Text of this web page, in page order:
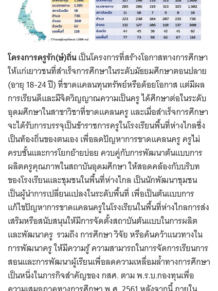
โครงการครูรัก(ษ์)ถิ่นเป็นโครงการที่สร้างโอกาสทางการศึกษา
ให้แก่เยาวชนที่สำเร็จการศึกษาในระดับมัธยมศึกษาตอนปลาย
(อายุ 18-24 ปี) ที่ขาดแคลนทุนทรัพย์หรือด้อยโอกาส แต่มีผล
การเรียนดีและมีจิตวิญญาณความเป็นครู ได้ศึกษาต่อในระดับ
อุดมศึกษาในสาขาวิชาที่ขาดแคลนครู และเมื่อสำเร็จการศึกษา
จะได้รับการบรรจุเป็นข้าราชการครูในโรงเรียนพื้นที่ห่างไกลซึ่ง
เป็นท้องถิ่นของตนเอง เพื่อลดปัญหาการขาดแคลนครู ครูไม่
ครบชั้นและการโยกย้ายบ่อย ควบคู่กับการพัฒนาต้นแบบการ
ผลิตครูคุณภาพในสถาบันอุดมศึกษา ให้สอดคล้องกับบริบท
ของโรงเรียนและชุมชนในพื้นที่ห่างไกล เป็นนักพัฒนาชุมชน
เป็นผู้นำการเปลี่ยนแปลงในระดับพื้นที่ เพื่อเป็นต้นแบบการ
แก้ไขปัญหาการขาดแคลนครูในโรงเรียนในพื้นที่ห่างไกลการส่ง
เสริมหรือสนับสนุนให้มีการจัดตั้งสถาบันต้นแบบในการผลิต
และพัฒนาครู รวมถึง การศึกษา วิจัย หรือค้นคว้าแนวทางใน
การพัฒนาครู ให้มีความรู้ ความสามารถในการจัดการเรียนการ
สอนและการพัฒนาผู้เรียนเพื่อลดความเหลื่อมล้ำทางการศึกษา
เป็นหนึ่งในภารกิจสำคัญของ กสศ. ตาม พ.ร.บ.กองทุนเพื่อ